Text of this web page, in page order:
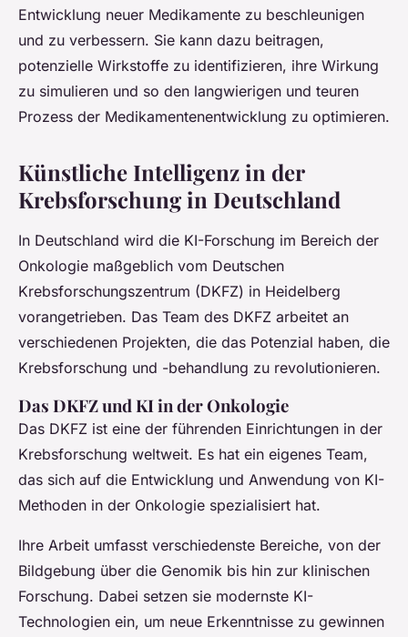
Entwicklung neuer Medikamente zu beschleunigen
und zu verbessern. Sie kann dazu beitragen,
potenzielle Wirkstoffe zu identifizieren, ihre Wirkung
zu simulieren und so den langwierigen und teuren
Prozess der Medikamentenentwicklung zu optimieren.
Künstliche Intelligenz in der
Krebsforschung in Deutschland
In Deutschland wird die KI-Forschung im Bereich der
Onkologie maßgeblich vom Deutschen
Krebsforschungszentrum (DKFZ) in Heidelberg
vorangetrieben. Das Team des DKFZ arbeitet an
verschiedenen Projekten, die das Potenzial haben, die
Krebsforschung und -behandlung zu revolutionieren.
Das DKFZ und KI in der Onkologie
Das DKFZ ist eine der führenden Einrichtungen in der
Krebsforschung weltweit. Es hat ein eigenes Team,
das sich auf die Entwicklung und Anwendung von KI-
Methoden in der Onkologie spezialisiert hat.
Ihre Arbeit umfasst verschiedenste Bereiche, von der
Bildgebung über die Genomik bis hin zur klinischen
Forschung. Dabei setzen sie modernste KI-
Technologien ein, um neue Erkenntnisse zu gewinnen